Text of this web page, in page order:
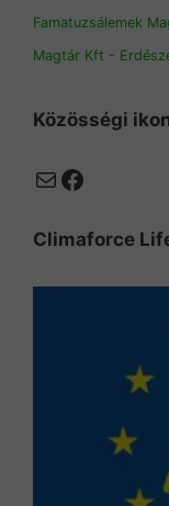
Famatuzsálemek
Magtár Kft -
Közösségi
MailFacebook
Climaforce